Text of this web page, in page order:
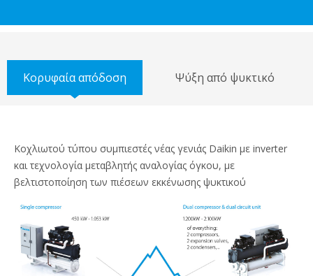
Κορυφαία απόδοση Ψύξη από ψυκτικό
Κοχλιωτού τύπου συμπιεστές νέας γενιάς Daikin με inverter
και τεχνολογία μεταβλητής αναλογίας όγκου, με
βελτιστοποίηση των πιέσεων εκκένωσης ψυκτικού